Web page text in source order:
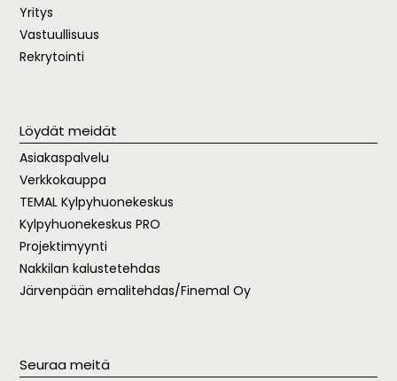
Yritys
Vastuullisuus
Rekrytointi
Löydät meidät
Asiakaspalvelu
Verkkokauppa
TEMALKylpyhuonekeskus
Kylpyhuonekeskus PRO
Projektimyynti
Nakkilan kalustetehdas
Järvenpään emalitehdas/Finemal Oy
Seuraa meitä